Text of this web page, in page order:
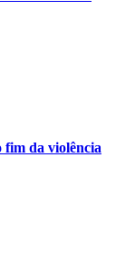
fim da violência